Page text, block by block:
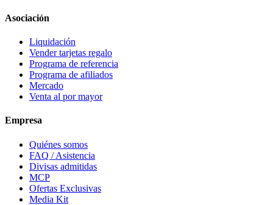
Asociación
Liquidación
Vender tarjetas regalo
Programa de referencia
Programa de afiliados
Mercado
Venta al por mayor
Empresa
Quiénes somos
FAQ / Asistencia
Divisas admitidas
MCP
Ofertas Exclusivas
Media Kit